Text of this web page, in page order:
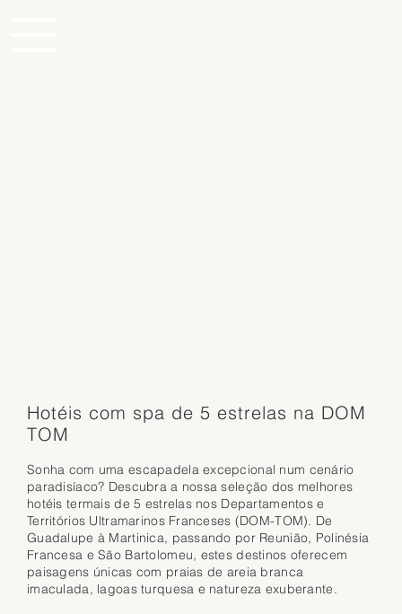
Hotéis com spa de 5 estrelas na DOM
TOM
Sonha com uma escapadela excepcional num cenário
paradisíaco? Descubra a nossa seleção dos melhores
hotéis termais de 5 estrelas nos Departamentos e
Territórios Ultramarinos Franceses (DOM-TOM). De
Guadalupe à Martinica, passando por Reunião, Polinésia
Francesa e São Bartolomeu, estes destinos oferecem
paisagens únicas com praias de areia branca
imaculada, lagoas turquesa e natureza exuberante.